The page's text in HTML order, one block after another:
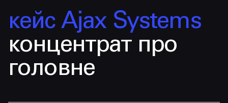
кейс Ajax Systems
концентрат про
головне